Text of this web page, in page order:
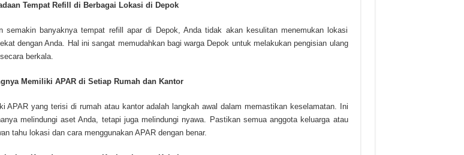
Tempat Refill di Berbagai Lokasi di Depok
semakin banyaknya tempat refill apar di Depok, Anda tidak akan kesulitan menemukan lokasi
dengan Anda. Hal ini sangat memudahkan bagi warga Depok untuk melakukan pengisian ulang
berkala.
Memiliki APAR di Setiap Rumah dan Kantor
APAR yang terisi di rumah atau kantor adalah langkah awal dalam memastikan keselamatan. Ini
melindungi aset Anda, tetapi juga melindungi nyawa. Pastikan semua anggota keluarga atau
tahu lokasi dan cara menggunakan APAR dengan benar.